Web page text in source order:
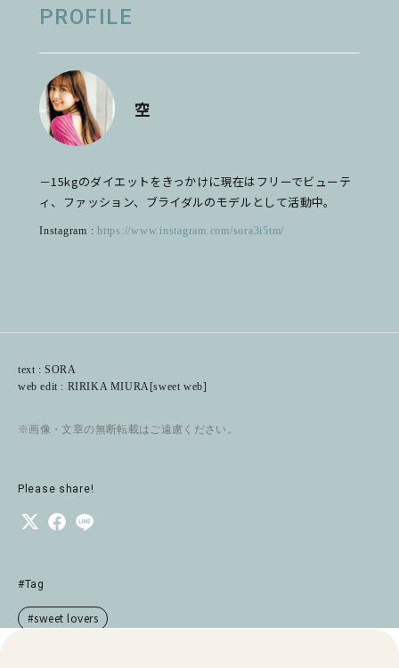
PROFILE
空
－15kgのダイエットをきっかけに現在はフリーでビューテ
ィ、ファッション、ブライダルのモデルとして活動中。
Instagram : https://www.instagram.com/sora3i5tm/
text : SORA
web edit : RIRIKA MIURA[sweet web]
※画像・文章の無断転載はご遠慮ください。
Please share!
#Tag
#sweet lovers